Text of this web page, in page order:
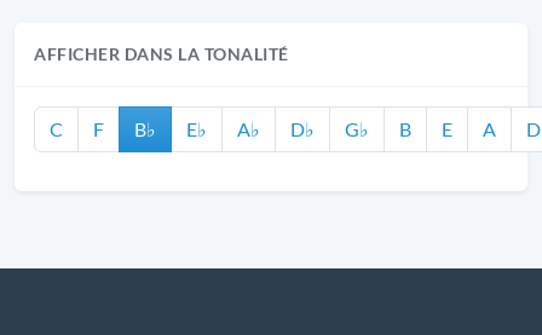
AFFICHER DANS LA TONALITÉ
C F B♭ E♭ A♭ D♭ G♭ B E A D